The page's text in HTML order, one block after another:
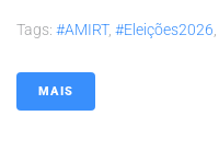
Tags: #AMIRT, #eleições2026
MAIS